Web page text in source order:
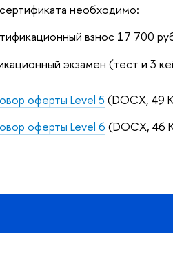
необходимо:
взнос 17 700
экзамен (тест и 3
оферты Level 5 (DOCX, 49
оферты Level 6 (DOCX, 46